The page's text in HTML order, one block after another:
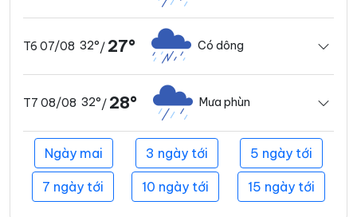
T6 07/08 32°/ 27° Có dông
T7 08/08 32°/ 28° Mưa phùn
Ngày mai 3 ngày tới 5 ngày tới
7 ngày tới 10 ngày tới 15 ngày tới